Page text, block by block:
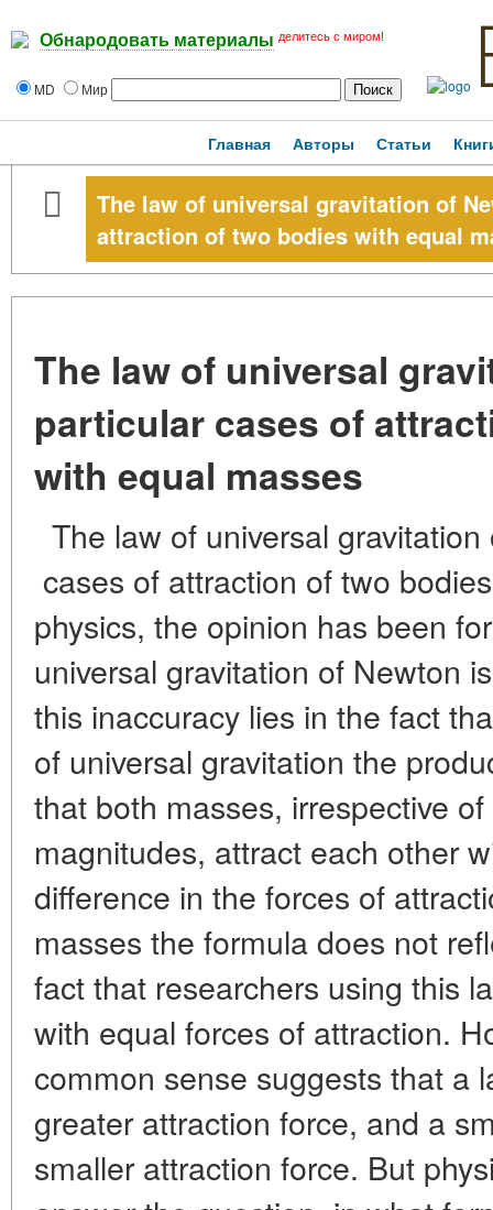
Обнародовать материалы делитесь с миром!
MD Мир
Главная Авторы Статьи
The law of universal gravitation of
attraction of two bodies with equal
The law of universal
particular cases of
with equal masses
The law of universal
cases of attraction of two
physics, the opinion has been
universal gravitation of Newton
this inaccuracy lies in the fact
of universal gravitation the
that both masses, irrespective
magnitudes, attract each other
difference in the forces of
masses the formula does not
fact that researchers using this
with equal forces of attraction.
common sense suggests that a
greater attraction force, and a
smaller attraction force. But